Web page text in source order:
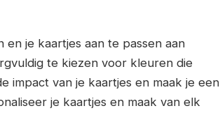
je kaartjes aan te passen aan
te kiezen voor kleuren die
impact van je kaartjes en maak je een
je kaartjes en maak van elk